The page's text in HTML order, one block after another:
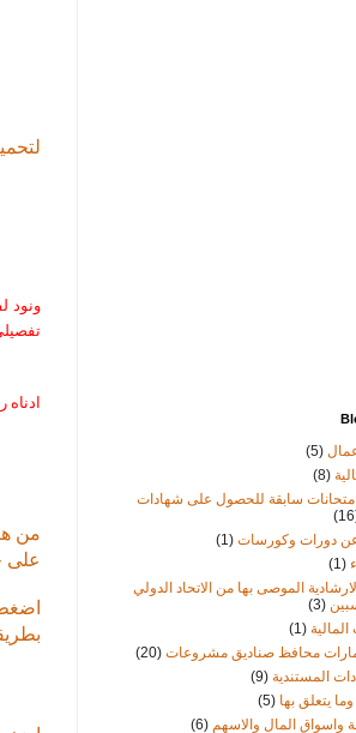
ونود
من
على
(5)
(8)
امتحانات سابقة للحصول على شهادات
عن دورات وكورسات (1)
(1)
الارشادية الموصى بها من الاتحاد الدولي
(3)
المالية (1)
محافظ صناديق مشروعات (20)
المستندية (9)
وما يتعلق بها (5)
واسواق المال والاسهم (6)